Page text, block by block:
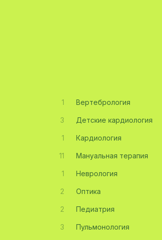
1 Вертебрология
3 Детские кардиология
1 Кардиология
11 Мануальная терапия
1 Неврология
2 Оптика
2 Педиатрия
3 Пульмонология